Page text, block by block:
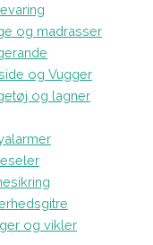
og madrasser
og Vugger
og lagner
og vikler